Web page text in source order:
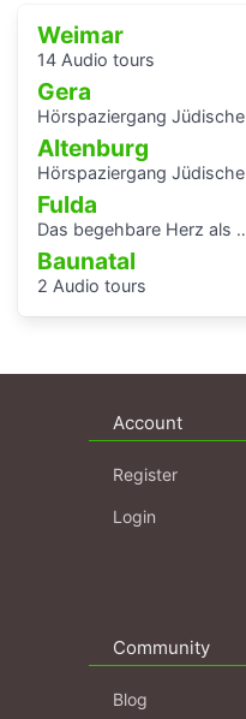
Weimar
14 Audio tours
Gera
Hörspaziergang Jüdisches Leben und jüdische Geschichte in Gera
Altenburg
Hörspaziergang Jüdische Geschichte in Altenburg
Fulda
Das begehbare Herz als Audioguide - KAF
Baunatal
2 Audio tours
Account
Register
Login
Community
Blog